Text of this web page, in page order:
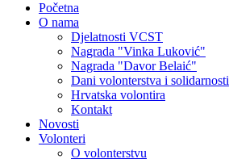
Početna
O nama
Djelatnosti VCST
Nagrada "Vinka Luković"
Nagrada "Davor Belaić"
Dani volonterstva i solidarnosti
Hrvatska volontira
Kontakt
Novosti
Volonteri
O volonterstvu